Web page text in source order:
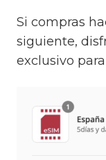
Si compras
siguiente,
exclusivo